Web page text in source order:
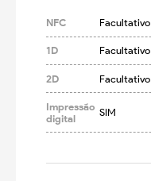
NFC Facultativo
1D Facultativo
2D Facultativo
Impressão
digital
SIM